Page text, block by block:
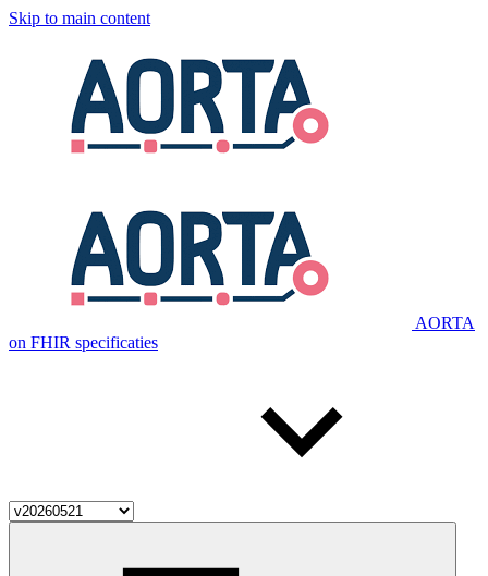
Skip to main content
AORTA
on FHIR specificaties